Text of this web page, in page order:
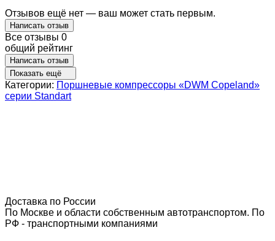
Отзывов ещё нет — ваш может стать первым.
Написать отзыв
Все отзывы 0
общий рейтинг
Написать отзыв
Показать ещё
Категории: Поршневые компрессоры «DWM Copeland»
серии Standart
Доставка по России
По Москве и области собственным автотранспортом. По
РФ - транспортными компаниями